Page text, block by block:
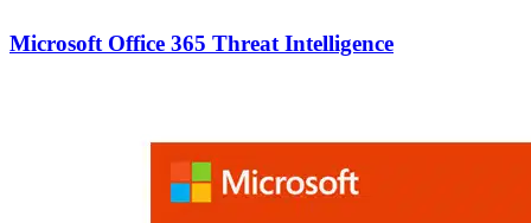
Microsoft Office 365 Threat Intelligence